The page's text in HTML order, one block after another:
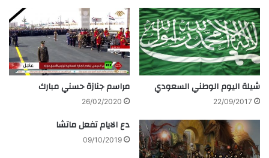
شيلة اليوم الوطني السعودي
22/09/2017
مراسم جنازة حسني مبارك
26/02/2020
دع الايام تفعل ماتشا
09/10/2019